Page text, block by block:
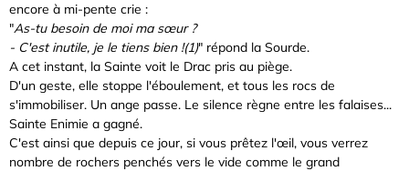
encore à mi-pente crie :
"As-tu besoin de moi ma sœur ?
- C'est inutile, je le tiens bien !(1)" répond la Sourde.
A cet instant, la Sainte voit le Drac pris au piège.
D'un geste, elle stoppe l'éboulement, et tous les rocs de
s'immobiliser. Un ange passe. Le silence règne entre les falaises...
Sainte Enimie a gagné.
C'est ainsi que depuis ce jour, si vous prêtez l'œil, vous verrez
nombre de rochers penchés vers le vide comme le grand